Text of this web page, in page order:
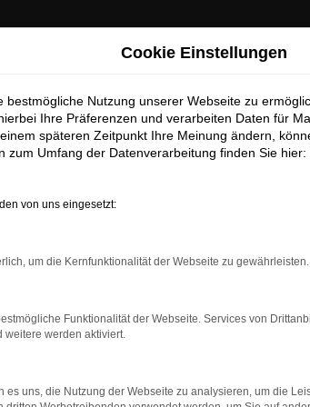
Cookie Einstellungen
bestmögliche Nutzung unserer Webseite zu
Ihre Präferenzen und verarbeiten Daten für
späteren Zeitpunkt Ihre Meinung ändern,
zum Umfang der Datenverarbeitung finden Sie hier:
von uns eingesetzt:
um die Kernfunktionalität der Webseite zu gewährleisten.
Funktionalität der Webseite. Services von
weitere werden aktiviert.
es uns, die Nutzung der Webseite zu analysieren, um die